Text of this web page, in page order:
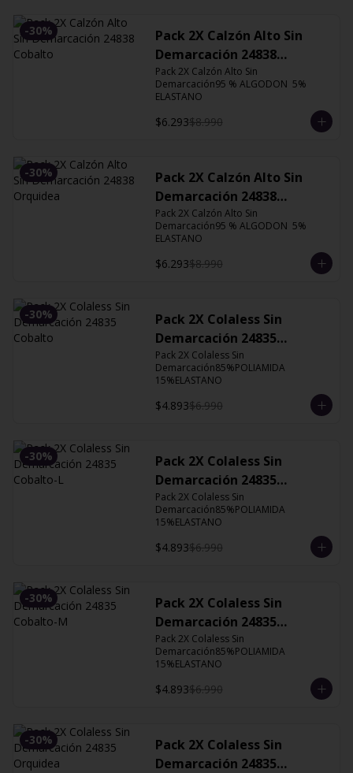
-30%
Pack 2X Calzón Alto Sin
Demarcación 24838
Cobalto
Pack 2X Calzón Alto Sin
Demarcación95 % ALGODON  5%
ELASTANO
$6.293$8.990
-30%
Pack 2X Calzón Alto Sin
Demarcación 24838
Orquidea
Pack 2X Calzón Alto Sin
Demarcación95 % ALGODON  5%
ELASTANO
$6.293$8.990
-30%
Pack 2X Colaless Sin
Demarcación 24835
Cobalto
Pack 2X Colaless Sin
Demarcación85%POLIAMIDA
15%ELASTANO
$4.893$6.990
-30%
Pack 2X Colaless Sin
Demarcación 24835
Cobalto-L
Pack 2X Colaless Sin
Demarcación85%POLIAMIDA
15%ELASTANO
$4.893$6.990
-30%
Pack 2X Colaless Sin
Demarcación 24835
Cobalto-M
Pack 2X Colaless Sin
Demarcación85%POLIAMIDA
15%ELASTANO
$4.893$6.990
-30%
Pack 2X Colaless Sin
Demarcación 24835